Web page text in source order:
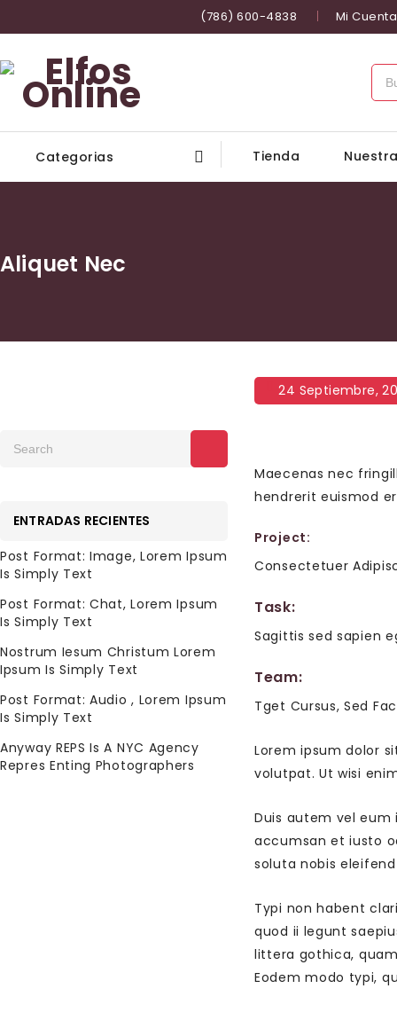
(786) 600-4838 Mi Cuenta
Categorias Tienda
Aliquet Nec
24 Septiembre,
Maecenas nec
hendrerit euismod
Project:
Consectetuer
Task:
Sagittis sed sapien
Team:
Tget Cursus, Sed
Lorem ipsum dolor
volutpat. Ut wisi
Duis autem vel
accumsan et iusto
soluta nobis
Typi non habent
quod ii legunt
littera gothica,
Eodem modo typi,
ENTRADAS RECIENTES
Post Format: Image, Lorem Ipsum
Is Simply Text
Post Format: Chat, Lorem Ipsum
Is Simply Text
Nostrum Iesum Christum Lorem
Ipsum Is Simply Text
Post Format: Audio , Lorem Ipsum
Is Simply Text
Anyway REPS Is A NYC Agency
Repres Enting Photographers